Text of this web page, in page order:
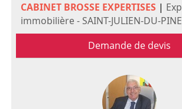
CABINET BROSSE EXPERTISES |
immobilière - SAINT-JULIEN-DU-
Demande de devis